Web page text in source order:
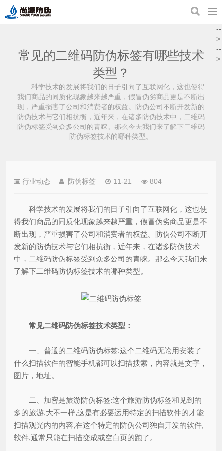
常见的二维码防伪标签有哪些技术
类型？
科学技术的发展将我们的日子引向了互联网化，这也使得
我们商品的同质化现象越来越严重，假冒伪劣商品更是不断出
现，严重损害了公司和消费者的权益。防伪公司不断开发新的
防伪技术与它们相抗衡，近年来，在诸多防伪技术中，二维码
防伪标签受到众多公司的青睐。那么今天我们来了解下二维码
防伪标签技术的哪种类型。
行业动态 防伪标签 11-21 804
科学技术的发展将我们的日子引向了互联网化，这也使
得我们商品的同质化现象越来越严重，假冒伪劣商品更是不
断出现，严重损害了公司和消费者的权益。防伪公司不断开
发新的防伪技术与它们相抗衡，近年来，在诸多防伪技术
中，二维码防伪标签受到众多公司的青睐。那么今天我们来
了解下二维码防伪标签技术的哪种类型。
常见二维码防伪标签技术类型：
一、普通的二维码防伪标签:这个二维码无论用安装了
什么扫描软件的智能手机都可以扫描搜索，内容就是文字，
图片，地址。
二、加密是旅游防伪标签:这个旅游防伪标签和见到的
多的旅游,大不一样,这是有必要运用特定的扫描软件的才能
扫描观光内的内容,在这个特定的防伪公司独自开发的软件,
软件,通常只能在扫描变成或空白页的跑了。
--
>
--
>